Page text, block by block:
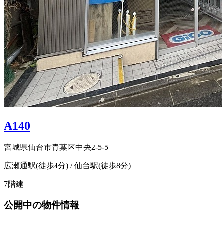
A140
宮城県仙台市青葉区中央2-5-5
広瀬通駅(徒歩4分) / 仙台駅(徒歩8分)
7階建
公開中の物件情報